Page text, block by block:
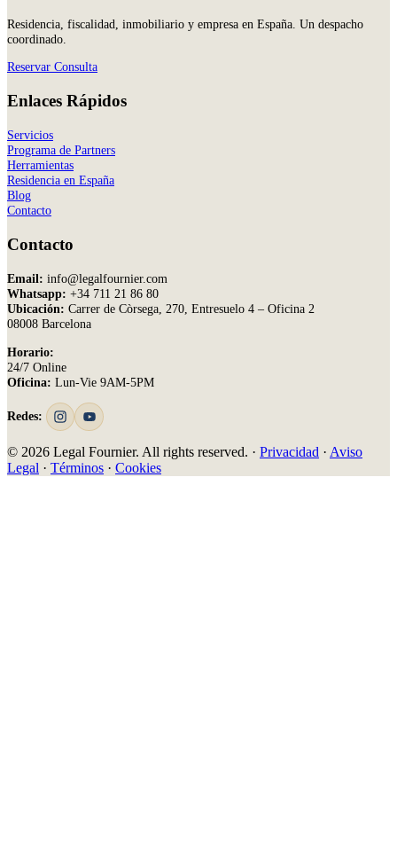
Residencia, fiscalidad, inmobiliario y empresa en España. Un despacho
coordinado.
Reservar Consulta
Enlaces Rápidos
Servicios
Programa de Partners
Herramientas
Residencia en España
Blog
Contacto
Contacto
Email: info@legalfournier.com
Whatsapp: +34 711 21 86 80
Ubicación: Carrer de Còrsega, 270, Entresuelo 4 – Oficina 2
08008 Barcelona
Horario:
24/7 Online
Oficina: Lun-Vie 9AM-5PM
Redes:
© 2026 Legal Fournier. All rights reserved. · Privacidad · Aviso
Legal · Términos · Cookies